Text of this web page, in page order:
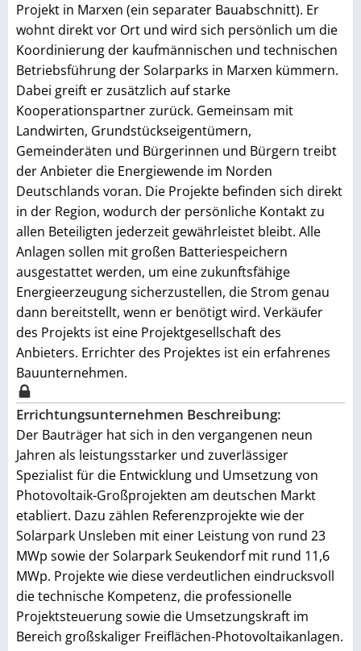
Projekt in Marxen (ein separater Bauabschnitt). Er
wohnt direkt vor Ort und wird sich persönlich um die
Koordinierung der kaufmännischen und technischen
Betriebsführung der Solarparks in Marxen kümmern.
Dabei greift er zusätzlich auf starke
Kooperationspartner zurück. Gemeinsam mit
Landwirten, Grundstückseigentümern,
Gemeinderäten und Bürgerinnen und Bürgern treibt
der Anbieter die Energiewende im Norden
Deutschlands voran. Die Projekte befinden sich direkt
in der Region, wodurch der persönliche Kontakt zu
allen Beteiligten jederzeit gewährleistet bleibt. Alle
Anlagen sollen mit großen Batteriespeichern
ausgestattet werden, um eine zukunftsfähige
Energieerzeugung sicherzustellen, die Strom genau
dann bereitstellt, wenn er benötigt wird. Verkäufer
des Projekts ist eine Projektgesellschaft des
Anbieters. Errichter des Projektes ist ein erfahrenes
Bauunternehmen.
Errichtungsunternehmen Beschreibung:
Der Bauträger hat sich in den vergangenen neun
Jahren als leistungsstarker und zuverlässiger
Spezialist für die Entwicklung und Umsetzung von
Photovoltaik-Großprojekten am deutschen Markt
etabliert. Dazu zählen Referenzprojekte wie der
Solarpark Unsleben mit einer Leistung von rund 23
MWp sowie der Solarpark Seukendorf mit rund 11,6
MWp. Projekte wie diese verdeutlichen eindrucksvoll
die technische Kompetenz, die professionelle
Projektsteuerung sowie die Umsetzungskraft im
Bereich großskaliger Freiflächen-Photovoltaikanlagen.